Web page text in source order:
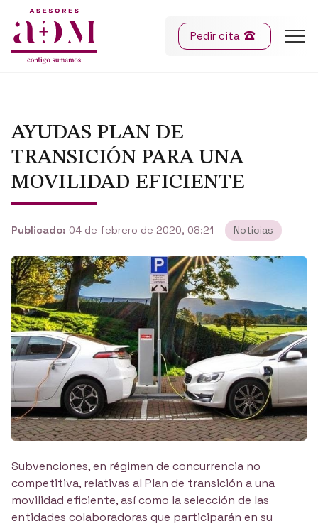
Pedir cita
AYUDAS PLAN DE
TRANSICIÓN PARA UNA
MOVILIDAD EFICIENTE
Publicado: 04 de febrero de 2020, 08:21 Noticias
Subvenciones, en régimen de concurrencia no
competitiva, relativas al Plan de transición a una
movilidad eficiente, así como la selección de las
entidades colaboradoras que participarán en su